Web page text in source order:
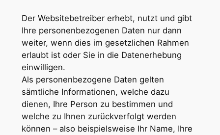
Der Websitebetreiber erhebt, nutzt und gibt
Ihre personenbezogenen Daten nur dann
weiter, wenn dies im gesetzlichen Rahmen
erlaubt ist oder Sie in die Datenerhebung
einwilligen.
Als personenbezogene Daten gelten
sämtliche Informationen, welche dazu
dienen, Ihre Person zu bestimmen und
welche zu Ihnen zurückverfolgt werden
können – also beispielsweise Ihr Name, Ihre